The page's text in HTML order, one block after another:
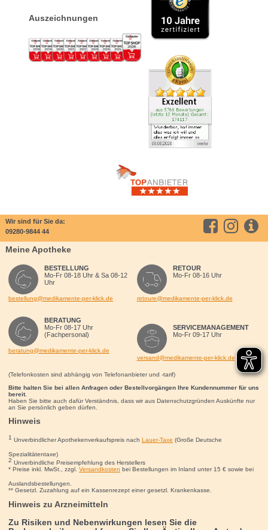
Auszeichnungen
Wir sind für Sie da:
09280-9844 44
Meine Apotheke
BESTELLUNG
Mo-Fr 08-18 Uhr & Sa 08-12
Uhr
bestellung@medikamente-per-klick.de
BERATUNG
Mo-Fr 08-17 Uhr
(Fachpersonal)
beratung@medikamente-per-klick.de
RETOUR
Mo-Fr 08-16 Uhr
retoure@medikamente-per-klick.de
SERVICEMANAGEMENT
Mo-Fr 09-17 Uhr
versand@medikamente-per-klick.de
(Telefonkosten sind abhängig von Telefonanbieter und -tarif)
Bitte halten Sie bei allen Anfragen oder Bestellvorgängen Ihre Kundennummer für uns
bereit.
Haben Sie bitte auch dafür Verständnis, dass wir aus Datenschutzgründen Auskünfte nur
an Sie persönlich geben dürfen.
Hinweis
1 Unverbindlicher Apothekenverkaufspreis nach Lauer-Taxe (Große Deutsche
Spezialitätentaxe)
2 Unverbindliche Preisempfehlung des Herstellers
* Preise inkl. MwSt., zzgl. Versandkosten bei Bestellungen im Inland unter 15 €sowie bei
Auslandsbestellungen.
** Gesetzl. Zuzahlung auf ein Kassenrezept einer gesetzl. Krankenkasse.
Hinweis zu Arzneimitteln
Zu Risiken und Nebenwirkungen lesen Sie die